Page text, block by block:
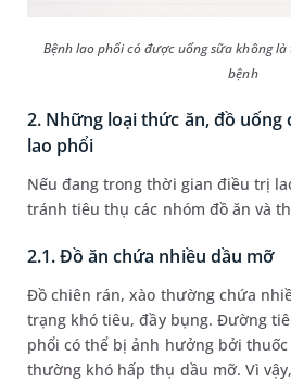
Bệnh lao phổi có được uống sữa không
bệnh
2. Những loại thức ăn, đồ uống
lao phổi
Nếu đang trong thời gian điều trị
tránh tiêu thụ các nhóm đồ ăn và
2.1. Đồ ăn chứa nhiều dầu mỡ
Đồ chiên rán, xào thường chứa
trạng khó tiêu, đầy bụng. Đường
phổi có thể bị ảnh hưởng bởi
thường khó hấp thụ dầu mỡ. Vì